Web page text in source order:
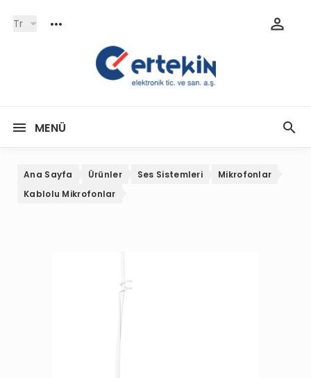
Tr
MENÜ
Ana Sayfa Ürünler Ses Sistemleri
Mikrofonlar
Kablolu Mikrofonlar